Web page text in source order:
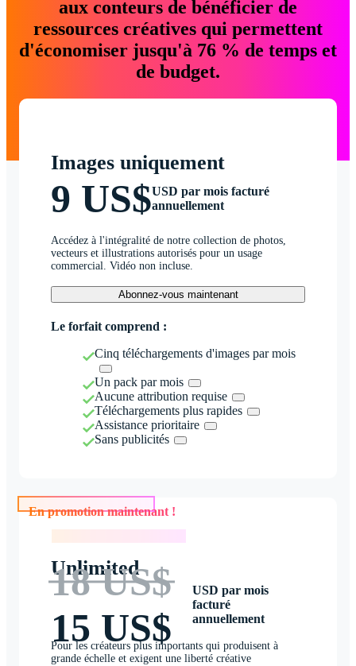
aux conteurs de bénéficier de
ressources créatives qui permettent
d'économiser jusqu'à 76 % de temps et
de budget.
Images uniquement
9 US$USD par mois facturé
annuellement
Accédez à l'intégralité de notre collection de photos,
vecteurs et illustrations autorisés pour un usage
commercial. Vidéo non incluse.
Abonnez-vous maintenant
Le forfait comprend :
Cinq téléchargements d'images par mois
Un pack par mois
Aucune attribution requise
Téléchargements plus rapides
Assistance prioritaire
Sans publicités
En promotion maintenant !
Unlimited
18 US$
15 US$
USD par mois
facturé
annuellement
Pour les créateurs plus importants qui produisent à
grande échelle et exigent une liberté créative